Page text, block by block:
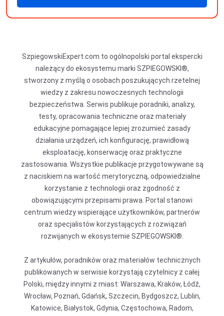
produkty
SzpiegowskiExpert.com to ogólnopolski portal ekspercki
należący do ekosystemu marki SZPIEGOWSKI®,
stworzony z myślą o osobach poszukujących rzetelnej
wiedzy z zakresu nowoczesnych technologii
bezpieczeństwa. Serwis publikuje poradniki, analizy,
testy, opracowania techniczne oraz materiały
edukacyjne pomagające lepiej zrozumieć zasady
działania urządzeń, ich konfigurację, prawidłową
eksploatację, konserwację oraz praktyczne
zastosowania. Wszystkie publikacje przygotowywane są
z naciskiem na wartość merytoryczną, odpowiedzialne
korzystanie z technologii oraz zgodność z
obowiązującymi przepisami prawa. Portal stanowi
centrum wiedzy wspierające użytkowników, partnerów
oraz specjalistów korzystających z rozwiązań
rozwijanych w ekosystemie SZPIEGOWSKI®.
Z artykułów, poradników oraz materiałów technicznych
publikowanych w serwisie korzystają czytelnicy z całej
Polski, między innymi z miast: Warszawa, Kraków, Łódź,
Wrocław, Poznań, Gdańsk, Szczecin, Bydgoszcz, Lublin,
Katowice, Białystok, Gdynia, Częstochowa, Radom,